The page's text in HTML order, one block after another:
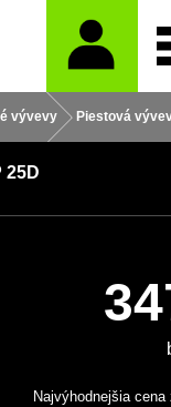
vývevy Piestová
25D
Najvýhodnejšia